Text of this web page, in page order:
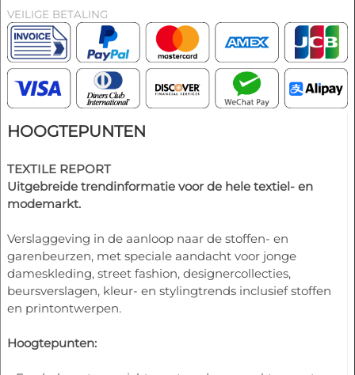
VEILIGE BETALING
HOOGTEPUNTEN
TEXTILE REPORT
Uitgebreide trendinformatie voor de hele textiel- en
modemarkt.
Verslaggeving in de aanloop naar de stoffen- en
garenbeurzen, met speciale aandacht voor jonge
dameskleding, street fashion, designercollecties,
beursverslagen, kleur- en stylingtrends inclusief stoffen
en printontwerpen.
Hoogtepunten: